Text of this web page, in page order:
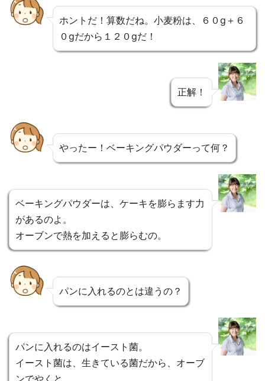
ホントだ！算数だね。小麦粉は、６０g＋６
０gだから１２０gだ！
正解！
やったー！ベーキングパウダーって何？
ベーキングパウダーは、ケーキを膨らます力
があるのよ。
オーブンで熱を加えると膨らむの。
パンに入れるのとは違うの？
パンに入れるのはイースト菌。
イースト菌は、生きている菌だから、オーブ
ンでやくと